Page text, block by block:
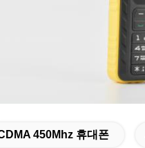
450Mhz 휴대폰